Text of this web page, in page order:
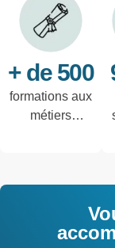
+ de 500
formations aux
métiers